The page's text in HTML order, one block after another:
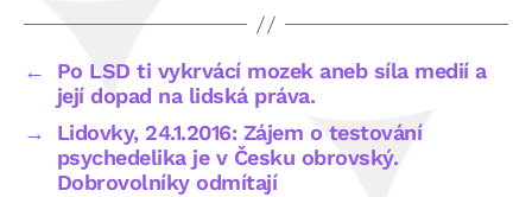
←
Po LSD ti vykrvácí mozek aneb síla medií a
její dopad na lidská práva.
→
Lidovky, 24.1.2016: Zájem o testování
psychedelika je v Česku obrovský.
Dobrovolníky odmítají